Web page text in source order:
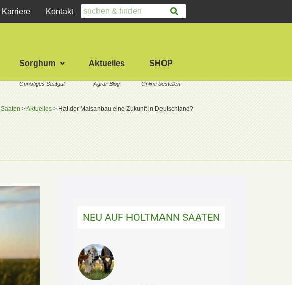
Karriere Kontakt
Sorghum Aktuelles SHOP
>Aktuelles>Hat der Maisanbau eine Zukunft in Deutschland?
NEU AUF HOLTMANN SAATEN